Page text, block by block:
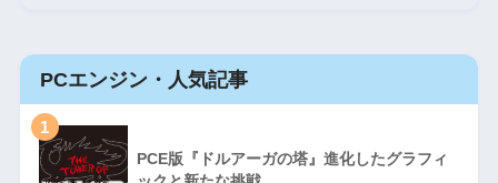
PCエンジン・人気記事
1
PCE版『ドルアーガの塔』進化したグラフィ